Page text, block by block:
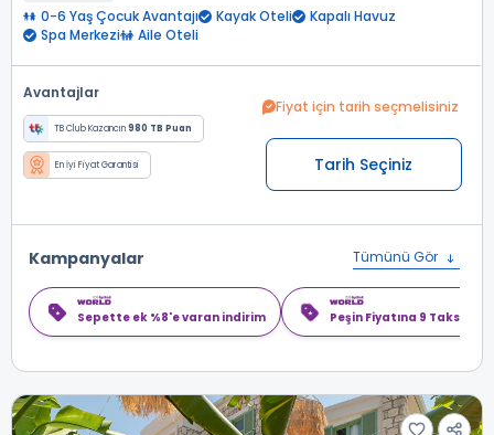
0-6 Yaş Çocuk Avantajı Kayak Oteli
Kapalı Havuz
Spa Merkezi
Aile Oteli
Avantajlar
TB Club Kazancın980 TB Puan
En İyi Fiyat Garantisi
Fiyat için tarih seçmelisiniz
Tarih Seçiniz
Kampanyalar Tümünü Gör
Sepette ek %8'e varan indirim Peşin Fiyatına 9 Taksit